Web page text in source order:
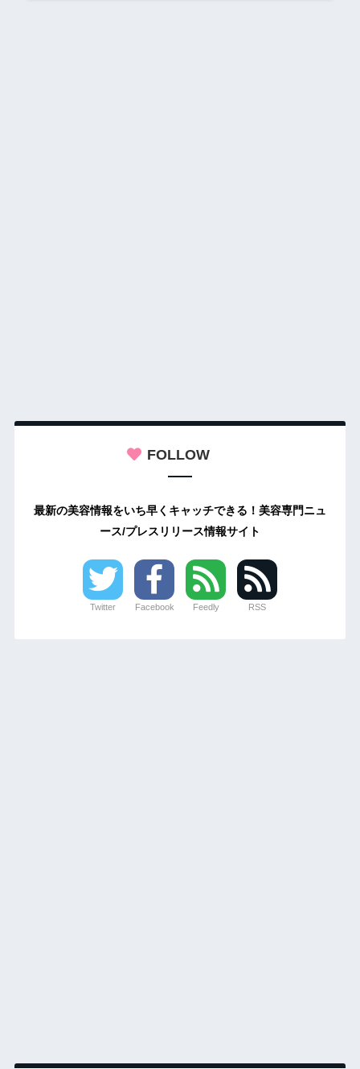
FOLLOW
最新の美容情報をいち早くキャッチできる！美容専門ニュ
ース/プレスリリース情報サイト
Twitter Facebook Feedly RSS